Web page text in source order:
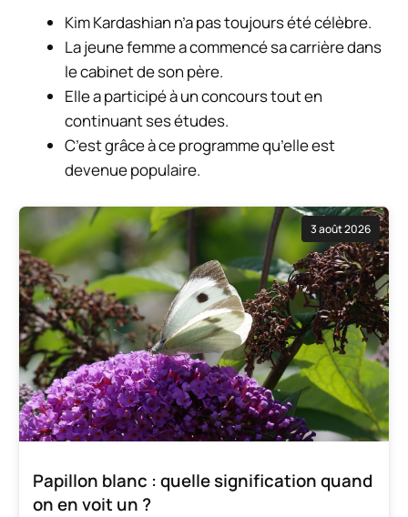
Kim Kardashian n’a pas toujours été célèbre.
La jeune femme a commencé sa carrière dans
le cabinet de son père.
Elle a participé à un concours tout en
continuant ses études.
C’est grâce à ce programme qu’elle est
devenue populaire.
3 août 2026
Papillon blanc : quelle signification quand
on en voit un ?